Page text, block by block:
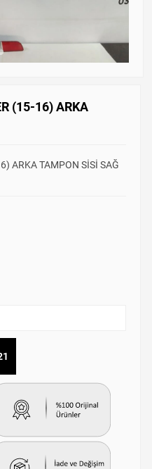
(15-16) ARKA
ARKA TAMPON SİSİ SAĞ